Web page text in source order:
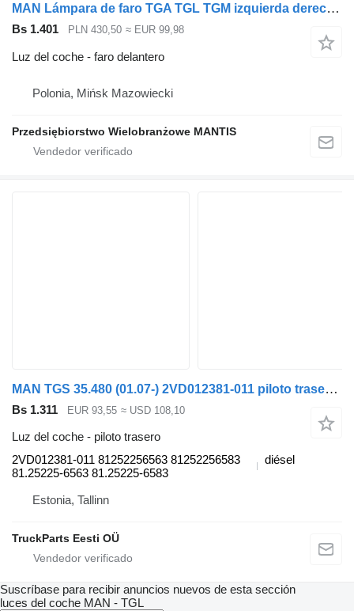
MAN Lámpara de faro TGA TGL TGM izquierda derecha faro delantero para cabeza tractora
Bs 1.401 PLN 430,50 ≈ EUR 99,98
Luz del coche - faro delantero
Polonia, Mińsk Mazowiecki
Przedsiębiorstwo Wielobranżowe MANTIS
MAN TGS 35.480 (01.07-) 2VD012381-011 piloto trasero para MAN TGL, TGM, TGS, TGX (2005-2021) cabeza tractora
Bs 1.311 EUR 93,55 ≈ USD 108,10
Luz del coche - piloto trasero
2VD012381-011 81252256563 81252256583
81.25225-6563 81.25225-6583
diésel
Estonia, Tallinn
TruckParts Eesti OÜ
Suscríbase para recibir anuncios nuevos de esta sección
luces del coche MAN - TGL